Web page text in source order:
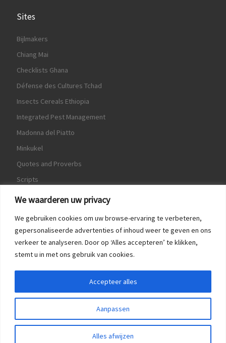
We waarderen uw privacy
We gebruiken cookies om uw browse-ervaring te verbeteren,
gepersonaliseerde advertenties of inhoud weer te geven en ons
verkeer te analyseren. Door op ‘Alles accepteren’ te klikken,
stemt u in met ons gebruik van cookies.
Aanpassen
Alles afwijzen
Accepteer alles
Sites
Bijlmakers
Chiang Mai
Checklists Ghana
Défense des Cultures Tchad
Insects Cereals Ethiopia
Integrated Pest Management
Madonna del Piatto
Minkukel
Quotes and Proverbs
Scripts
World Crops Database
Game
Spreekwoorden & Citaten